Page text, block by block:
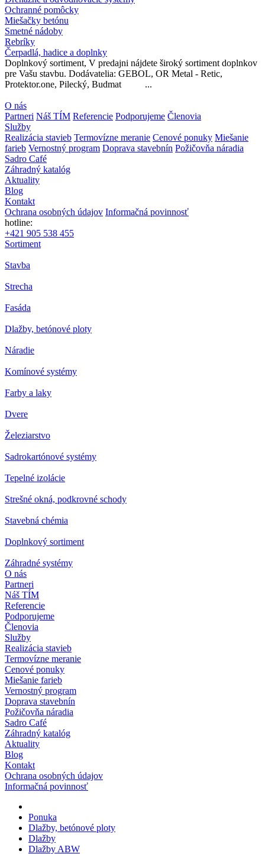
Ochranné pomôcky
Miešačky betónu
Smetné nádoby
Rebríky
Čerpadlá, hadice a doplnky
Doplnkový sortiment, V predajni nájdete široký sortiment doplnkov
pre Vašu stavbu. Dodávatelia: GEBOL, OR Metal - Retic,
Protektor.one, Pilecký, Budmat ...
O nás
Partneri Náš TÍM Referencie Podporujeme Členovia
Služby
Realizácia stavieb Termovízne meranie Cenové ponuky Miešanie
farieb Vernostný program Doprava stavebnín Požičovňa náradia
Sadro Café
Záhradný katalóg
Aktuality
Blog
Kontakt
Ochrana osobných údajov Informačná povinnosť
hotline:
+421 905 538 455
Sortiment
Stavba
Strecha
Fasáda
Dlažby, betónové ploty
Náradie
Komínové systémy
Farby a laky
Dvere
Železiarstvo
Sadrokartónové systémy
Tepelné izolácie
Strešné okná, podkrovné schody
Stavebná chémia
Doplnkový sortiment
Záhradné systémy
O nás
Partneri
Náš TÍM
Referencie
Podporujeme
Členovia
Služby
Realizácia stavieb
Termovízne meranie
Cenové ponuky
Miešanie farieb
Vernostný program
Doprava stavebnín
Požičovňa náradia
Sadro Café
Záhradný katalóg
Aktuality
Blog
Kontakt
Ochrana osobných údajov
Informačná povinnosť
Ponuka
Dlažby, betónové ploty
Dlažby
Dlažby ABW